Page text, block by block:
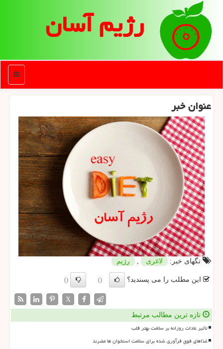
رژیم آسان
منو
عنوان خبر
تگهای خبر: لاغری رژیم
این مطلب را می پسندید؟ ()
()
X
تازه ترین مطالب مرتبط
تأثیر عادات روزانه بر سلامت بهتر قلب
غذاهای فوق فرآوری شده برای سلامت استخوان ها مضرند